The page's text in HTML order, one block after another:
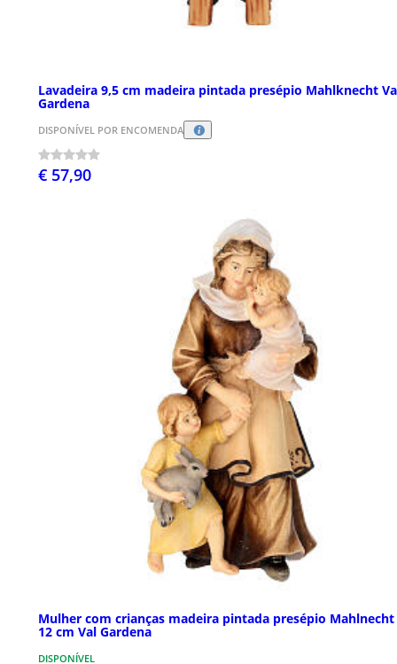
Lavadeira 9,5 cm madeira pintada presépio Mahlknecht
Gardena
DISPONÍVEL POR ENCOMENDA
€ 57,90
Mulher com crianças madeira pintada presépio Mahlnecht
12 cm Val Gardena
DISPONÍVEL